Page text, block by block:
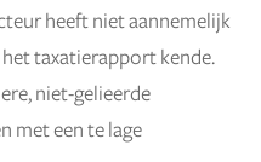
heeft niet aannemelijk
taxatierapport kende.
niet-gelieerde
met een te lage